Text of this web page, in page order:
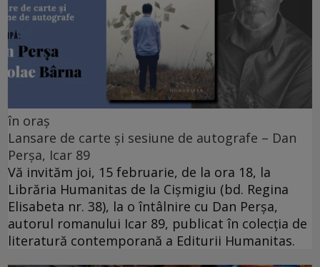
în oraș
Lansare de carte și sesiune de autografe – Dan
Perșa, Icar 89
Vă invităm joi, 15 februarie, de la ora 18, la
Librăria Humanitas de la Cişmigiu (bd. Regina
Elisabeta nr. 38), la o întâlnire cu Dan Perșa,
autorul romanului Icar 89, publicat în colecția de
literatură contemporană a Editurii Humanitas.